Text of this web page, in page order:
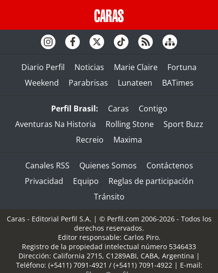
Diario Perfil Noticias Marie Claire
Fortuna
Weekend
Parabrisas Lunateen BATimes
Perfil Brasil: Caras
Contigo
Aventuras Na Historia
Rolling Stone
Sport Buzz
Recreio
Maxima
Canales RSS Quienes Somos
Contáctenos
Privacidad
Equipo
Reglas de participación
Tránsito
Caras - Editorial Perfil S.A. | © Perfil.com 2006-2026 - Todos los
derechos reservados.
Editor responsable: Carlos Piro.
Registro de la propiedad intelectual número 5346433
Dirección: California 2715, C1289ABI, CABA, Argentina |
Teléfono: (+5411) 7091-4921 / (+5411) 7091-4922 | E-mail: